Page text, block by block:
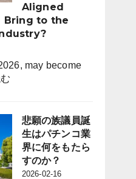
大
採
用
Aligned
Bring to the
may become
the
Long-
Awaited
“Zoku-
giin”
悲願の族議員誕
生はパチンコ業
界に何をもたら
すのか？
2026-02-16